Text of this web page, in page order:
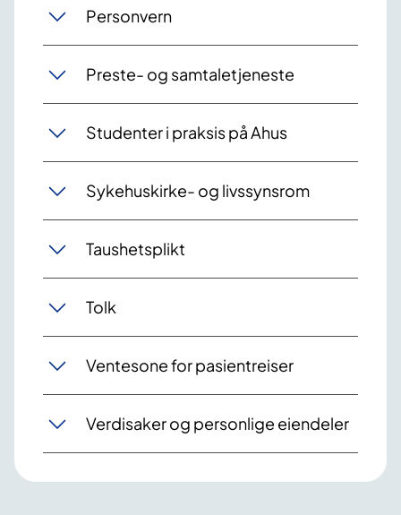
Personvern
Preste- og samtaletjeneste
Studenter i praksis på Ahus
Sykehuskirke- og livssynsrom
Taushetsplikt
Tolk
Ventesone for pasientreiser
Verdisaker og personlige eiendeler